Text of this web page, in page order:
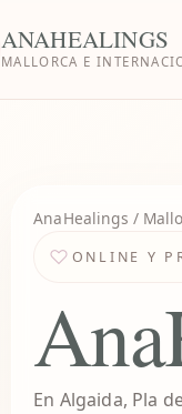
ANAHEALINGS
MALLORCA E
AnaHealings /
ONLINE Y
En Algaida, Pla